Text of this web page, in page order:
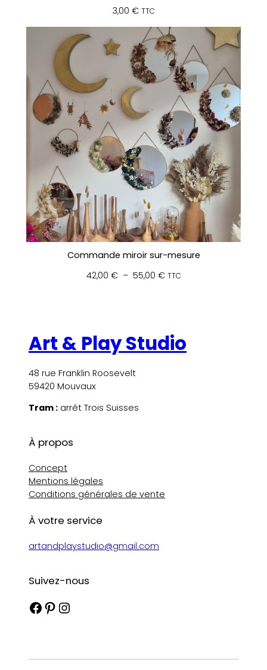
3,00 € TTC
Commande miroir sur-mesure
42,00 € – 55,00 €Plage
55,00 €
TTC
Art & Play Studio
48 rue Franklin Roosevelt
59420 Mouvaux
Tram : arrêt Trois Suisses
À propos
Concept
Mentions légales
Conditions générales de vente
À votre service
artandplaystudio@gmail.com
Suivez-nous
Facebook Pinterest Instagram